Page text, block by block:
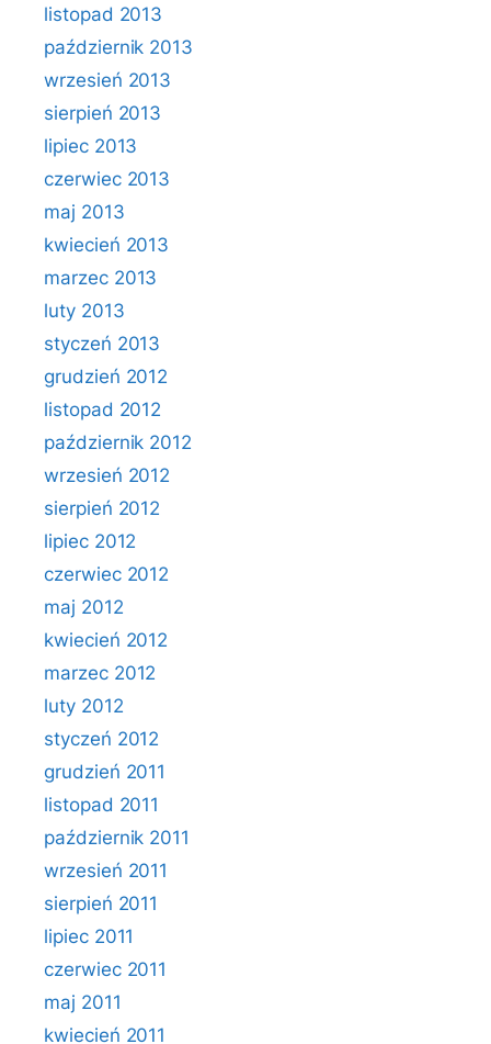
listopad 2013
październik 2013
wrzesień 2013
sierpień 2013
lipiec 2013
czerwiec 2013
maj 2013
kwiecień 2013
marzec 2013
luty 2013
styczeń 2013
grudzień 2012
listopad 2012
październik 2012
wrzesień 2012
sierpień 2012
lipiec 2012
czerwiec 2012
maj 2012
kwiecień 2012
marzec 2012
luty 2012
styczeń 2012
grudzień 2011
listopad 2011
październik 2011
wrzesień 2011
sierpień 2011
lipiec 2011
czerwiec 2011
maj 2011
kwiecień 2011